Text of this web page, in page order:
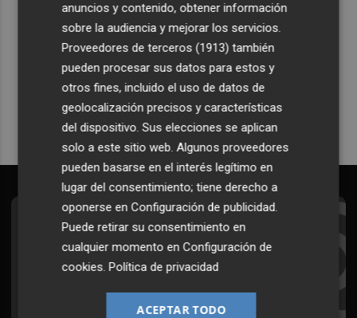
Recibe toda la actualidad de
Plaza Podcast en tu correo
Quiero suscribirme
Suscríbete al Boletín
Todos los días a primera hora en tu email
¡Quiero suscribirme!
anuncios y contenido, obtener información
sobre la audiencia y mejorar los servicios.
Proveedores de terceros (1913) también
pueden procesar sus datos para estos y
otros fines, incluido el uso de datos de
geolocalización precisos y características
del dispositivo. Sus elecciones se aplican
solo a este sitio web. Algunos proveedores
pueden basarse en el interés legítimo en
lugar del consentimiento; tiene derecho a
oponerse enConfiguración de publicidad.
Puede retirar su consentimiento en
cualquier momento enConfiguración de
cookies.Política de privacidad
ACEPTAR TODO